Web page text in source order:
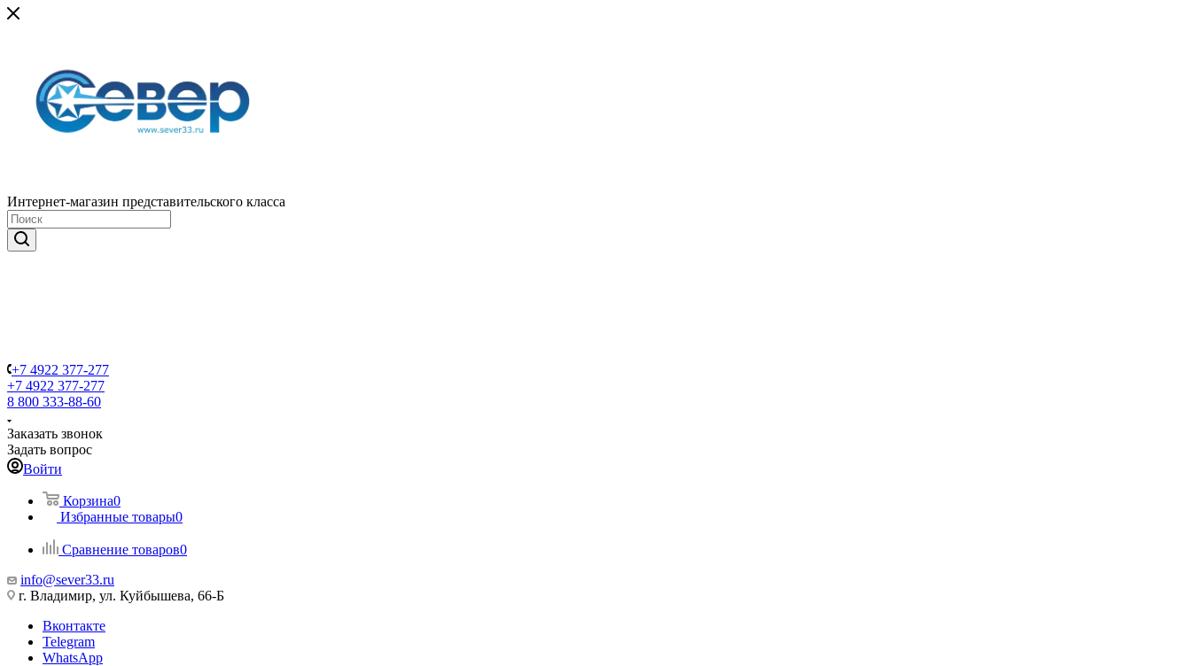
Интернет-магазин представительского класса
+7 4922 377-277
+7 4922 377-277
8 800 333-88-60
Заказать звонок
Задать вопрос
Войти
Корзина0
Избранные товары0
Сравнение товаров0
info@sever33.ru
г. Владимир, ул. Куйбышева, 66-Б
Вконтакте
Telegram
WhatsApp